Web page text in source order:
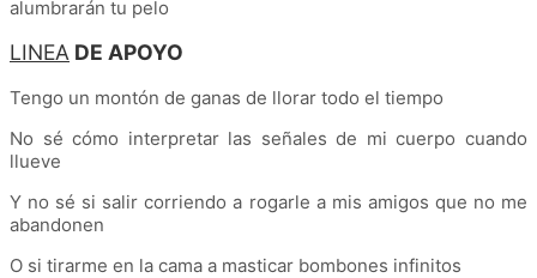
alumbrarán tu pelo
LINEA DE APOYO
Tengo un montón de ganas de llorar todo el tiempo
No sé cómo interpretar las señales de mi cuerpo cuando
llueve
Y no sé si salir corriendo a rogarle a mis amigos que no me
abandonen
O si tirarme en la cama a masticar bombones infinitos